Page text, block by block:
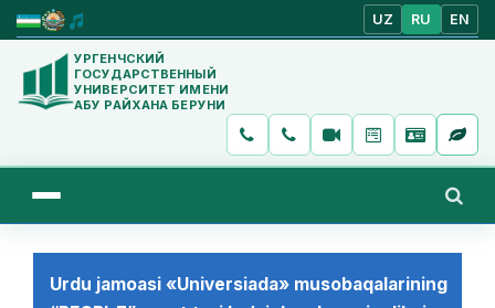
UZ RU EN
УРГЕНЧСКИЙ
ГОСУДАРСТВЕННЫЙ
УНИВЕРСИТЕТ ИМЕНИ
АБУ РАЙХАНА БЕРУНИ
Urdu jamoasi «Universiada» musobaqalarining